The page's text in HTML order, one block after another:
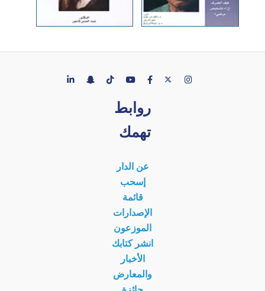
روابط
تهمك
عن الدار
إسحب
قائمة
الإصدارات
الموزعون
انشر كتابك
الأخبار
والمعارض